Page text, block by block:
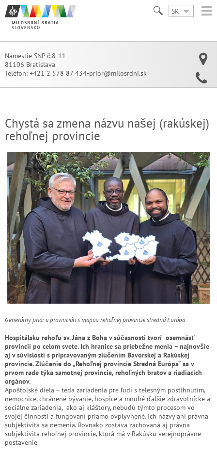
SK
Námestie SNP č.8-11
81106 Bratislava
Telefon: +421 2 578 87 434-prior@milosrdni.sk
Chystá sa zmena názvu našej (rakúskej)
rehoľnej provincie
Generálny prior a provinciáli s mapou rehoľnej provincie stredná Európa
Hospitálsku rehoľu sv. Jána z Boha v súčasnosti tvorí osemnásť
provincií po celom svete. Ich hranice sa priebežne menia – najnovšie
aj v súvislosti s pripravovaným zlúčením Bavorskej a Rakúskej
provincie. Zlúčenie do „Rehoľnej provincie Stredná Európa“ sa v
prvom rade týka samotnej provincie, rehoľných bratov a riadiacich
orgánov.
Apoštolské diela – teda zariadenia pre ľudí s telesným postihnutím,
nemocnice, chránené bývanie, hospice a mnohé ďalšie zdravotnícke a
sociálne zariadenia, ako aj kláštory, nebudú týmto procesom vo
svojej činnosti a fungovaní priamo ovplyvnené. Ich názvy ani právna
subjektivita sa nemenia. Rovnako zostáva zachovaná aj právna
subjektivita rehoľnej provincie, ktorá má v Rakúsku verejnoprávne
postavenie.